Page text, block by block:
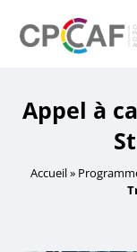
Appel à
Accueil»